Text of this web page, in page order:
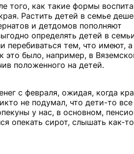
того, как такие формы
Растить детей в семье
и детдомов пополняют
определять детей в
перебиваться тем, что имеют, а
это было, например, в
положенного на детей.
с февраля, ожидая, когда
не подумал, что дети-то все
у нас, в основном,
опекать сирот, слышать как-